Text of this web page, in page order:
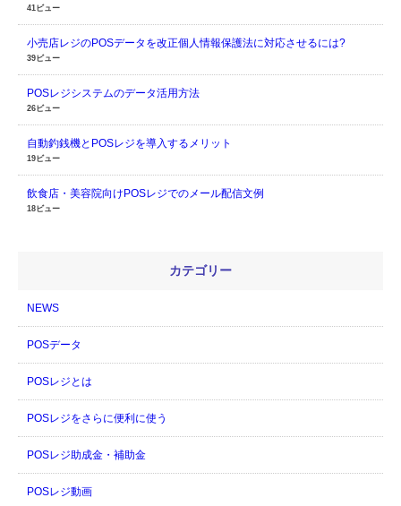
41ビュー
小売店レジのPOSデータを改正個人情報保護法に対応させるには?
39ビュー
POSレジシステムのデータ活用方法
26ビュー
自動釣銭機とPOSレジを導入するメリット
19ビュー
飲食店・美容院向けPOSレジでのメール配信文例
18ビュー
カテゴリー
NEWS
POSデータ
POSレジとは
POSレジをさらに便利に使う
POSレジ助成金・補助金
POSレジ動画